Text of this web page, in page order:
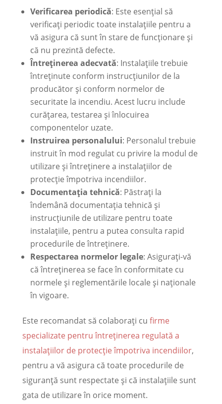
Verificarea periodică: Este esențial să
verificați periodic toate instalațiile pentru a
vă asigura că sunt în stare de funcționare și
că nu prezintă defecte.
Întreținerea adecvată: Instalațiile trebuie
întreținute conform instrucțiunilor de la
producător și conform normelor de
securitate la incendiu. Acest lucru include
curățarea, testarea și înlocuirea
componentelor uzate.
Instruirea personalului: Personalul trebuie
instruit în mod regulat cu privire la modul de
utilizare și întreținere a instalațiilor de
protecție împotriva incendiilor.
Documentația tehnică: Păstrați la
îndemână documentația tehnică și
instrucțiunile de utilizare pentru toate
instalațiile, pentru a putea consulta rapid
procedurile de întreținere.
Respectarea normelor legale: Asigurați-vă
că întreținerea se face în conformitate cu
normele și reglementările locale și naționale
în vigoare.
Este recomandat să colaborați cu firme
specializate pentru întreținerea regulată a
instalațiilor de protecție împotriva incendiilor,
pentru a vă asigura că toate procedurile de
siguranță sunt respectate și că instalațiile sunt
gata de utilizare în orice moment.